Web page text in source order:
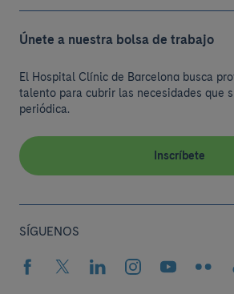
Únete a nuestra bolsa de trabajo
El Hospital Clínic de Barcelona busca
talento para cubrir las necesidades que
periódica.
Inscríbete
SÍGUENOS